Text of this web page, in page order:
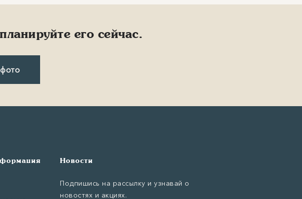
его сейчас.
Новости
Подпишись на рассылку и узнавай о
новостях и акциях.